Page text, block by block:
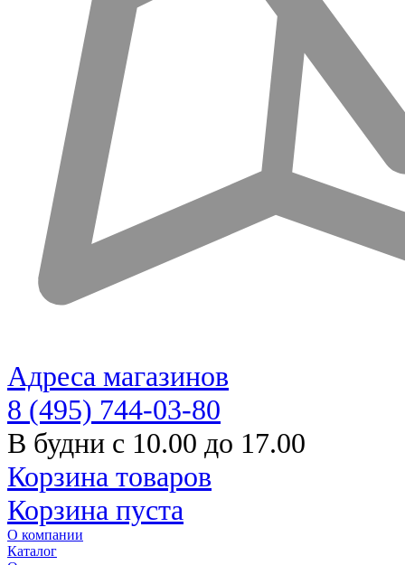
Адреса магазинов
8 (495) 744-03-80
В будни с 10.00 до 17.00
Корзина товаров
Корзина пуста
О компании
Каталог